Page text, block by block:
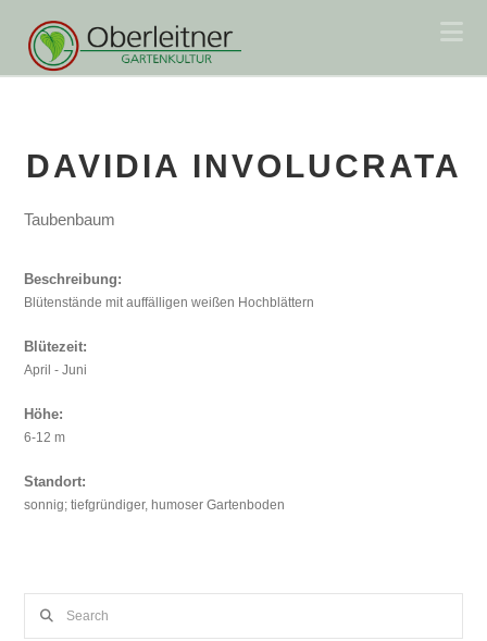
DAVIDIA INVOLUCRATA
Taubenbaum
Beschreibung:
Blütenstände mit auffälligen weißen Hochblättern
Blütezeit:
April - Juni
Höhe:
6-12 m
Standort:
sonnig; tiefgründiger, humoser Gartenboden